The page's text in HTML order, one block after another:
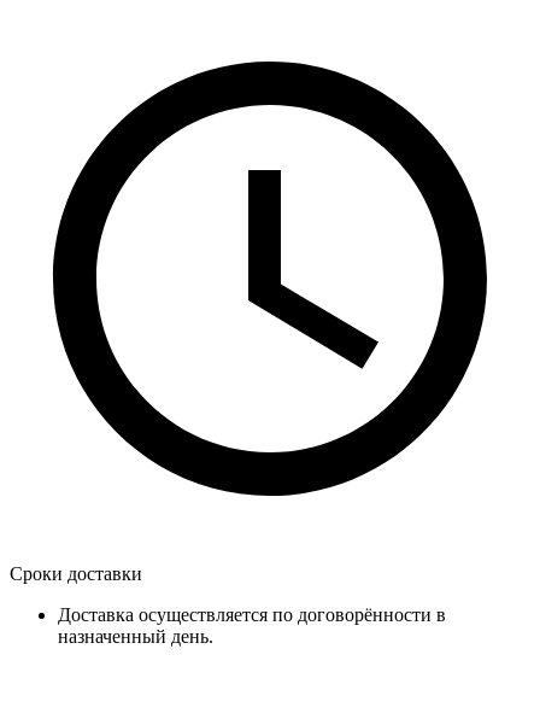
Сроки доставки
Доставка осуществляется по договорённости в
назначенный день.